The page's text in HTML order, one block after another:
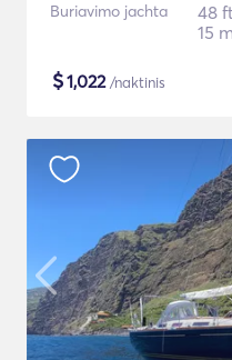
Buriavimo jachta
48
15 m
$1,022/naktinis